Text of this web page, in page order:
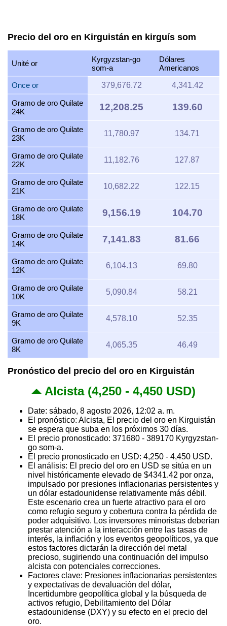
Precio del oro en Kirguistán en kirguís som
Unité or
Kyrgyzstan-go
som-a
Dólares
Americanos
Once or
379,676.72 4,341.42
Gramo de oro Quilate
24K
12,208.25 139.60
Gramo de oro Quilate
23K
11,780.97 134.71
Gramo de oro Quilate
22K
11,182.76 127.87
Gramo de oro Quilate
21K
10,682.22 122.15
Gramo de oro Quilate
18K
9,156.19 104.70
Gramo de oro Quilate
14K
7,141.83 81.66
Gramo de oro Quilate
12K
6,104.13 69.80
Gramo de oro Quilate
10K
5,090.84 58.21
Gramo de oro Quilate
9K
4,578.10 52.35
Gramo de oro Quilate
8K
4,065.35 46.49
Pronóstico del precio del oro en Kirguistán
Alcista (4,250 - 4,450 USD)
Date: sábado, 8 agosto 2026, 12:02 a. m.
El pronóstico: Alcista, El precio del oro en Kirguistán
se espera que suba en los próximos 30 días.
El precio pronosticado: 371680 - 389170 Kyrgyzstan-
go som-a.
El precio pronosticado en USD: 4,250 - 4,450 USD.
El análisis: El precio del oro en USD se sitúa en un
nivel históricamente elevado de $4341.42 por onza,
impulsado por presiones inflacionarias persistentes y
un dólar estadounidense relativamente más débil.
Este escenario crea un fuerte atractivo para el oro
como refugio seguro y cobertura contra la pérdida de
poder adquisitivo. Los inversores minoristas deberían
prestar atención a la interacción entre las tasas de
interés, la inflación y los eventos geopolíticos, ya que
estos factores dictarán la dirección del metal
precioso, sugiriendo una continuación del impulso
alcista con potenciales correcciones.
Factores clave: Presiones inflacionarias persistentes
y expectativas de devaluación del dólar,
Incertidumbre geopolítica global y la búsqueda de
activos refugio, Debilitamiento del Dólar
estadounidense (DXY) y su efecto en el precio del
oro.